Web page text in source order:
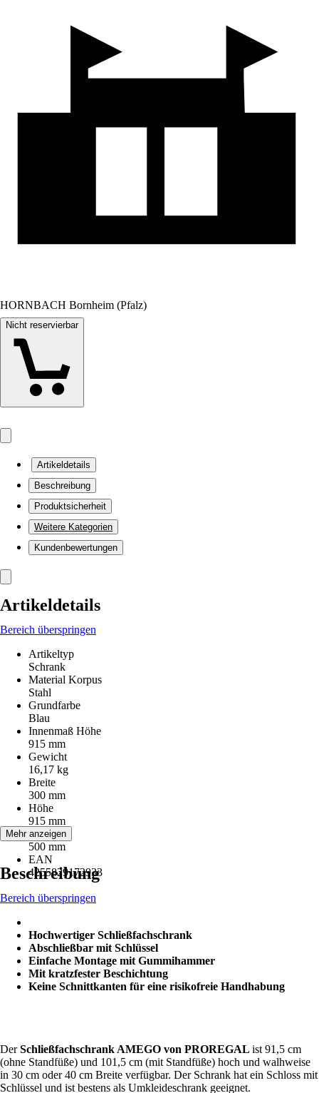
HORNBACH Bornheim (Pfalz)
Nicht reservierbar
Artikeldetails
Beschreibung
Produktsicherheit
Weitere Kategorien
Kundenbewertungen
Artikeldetails
Bereich überspringen
Artikeltyp
Schrank
Material Korpus
Stahl
Grundfarbe
Blau
Innenmaß Höhe
915 mm
Gewicht
16,17 kg
Breite
300 mm
Höhe
915 mm
Tiefe
500 mm
EAN
4255829172933
Mehr anzeigen
Beschreibung
Bereich überspringen
Hochwertiger Schließfachschrank
Abschließbar mit Schlüssel
Einfache Montage mit Gummihammer
Mit kratzfester Beschichtung
Keine Schnittkanten für eine risikofreie Handhabung
DerSchließfachschrank AMEGO von PROREGAL ist 91,5 cm
(ohne Standfüße) und 101,5 cm (mit Standfüße) hoch und walhweise
in 30 cm oder 40 cm Breite verfügbar. Der Schrank hat ein Schloss mit
Schlüssel und ist bestens als Umkleideschrank geeignet.